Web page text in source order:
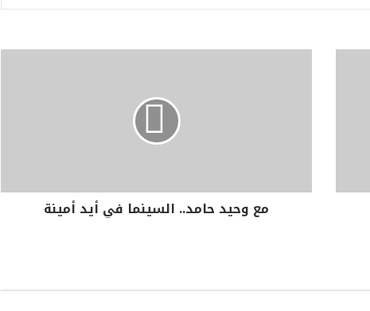
مع وحيد حامد.. السينما في أيد أمينة